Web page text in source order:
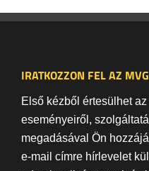
IRATKOZZON FEL AZ
Első kézből értesülhet
eseményeiről,
megadásával Ön
e-mail címre hírlevelet